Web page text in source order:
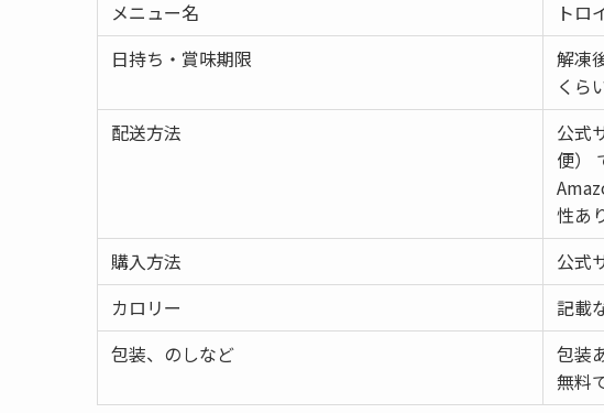
メニュー名
トロ
日持ち・賞味期限
解凍
くら
配送方法
公式
便）
性あ
購入方法
公式
カロリー
記載
包装、のしなど
包装
無料